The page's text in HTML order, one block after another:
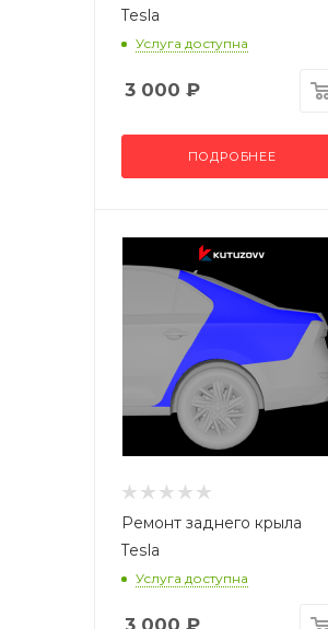
Tesla
Услуга доступна
3 000 ₽
ПОДРОБНЕЕ
Ремонт заднего крыла
Tesla
Услуга доступна
3 000 ₽